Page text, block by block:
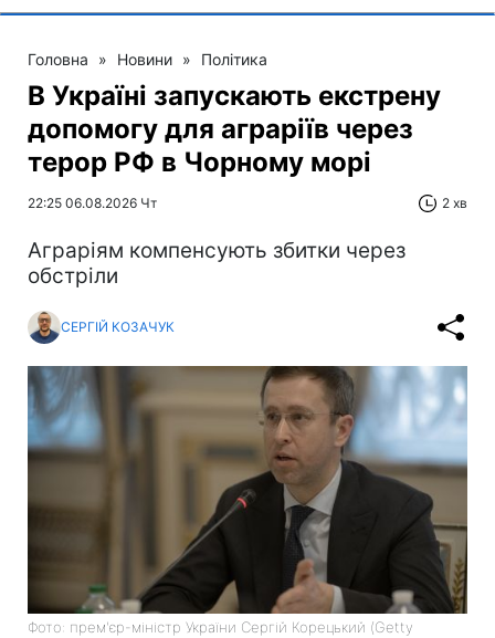
Головна » Новини » Політика
В Україні запускають екстрену
допомогу для аграріїв через
терор РФ в Чорному морі
22:25 06.08.2026 Чт 2 хв
Аграріям компенсують збитки через
обстріли
СЕРГІЙ КОЗАЧУК
Фото: прем'єр-міністр України Сергій Корецький (Getty